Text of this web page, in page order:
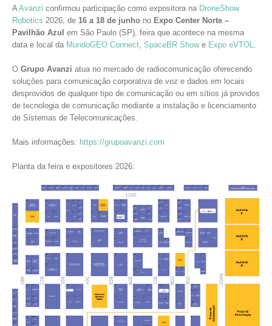
AAvanzi confirmou participação como expositora na DroneShow
Robotics 2026, de 16 a 18 de junho no Expo Center Norte –
Pavilhão Azul em São Paulo (SP), feira que acontece na mesma
data e local da MundoGEO Connect, SpaceBR Showe Expo eVTOL.
O Grupo Avanzi atua no mercado de radiocomunicação oferecendo
soluções para comunicação corporativa de voz e dados em locais
desprovidos de qualquer tipo de comunicação ou em sítios já providos
de tecnologia de comunicação mediante a instalação e licenciamento
de Sistemas de Telecomunicações.
Mais informações: https://grupoavanzi.com
Planta da feira e expositores 2026: